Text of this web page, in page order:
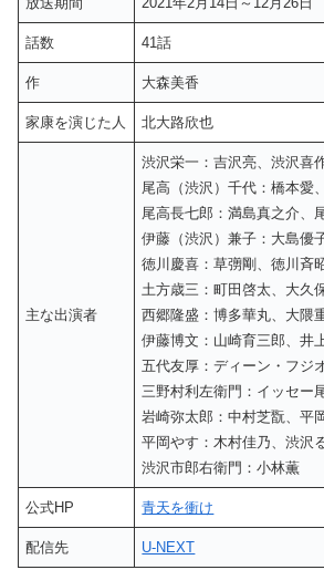
話数 41話
作 大森美香
家康を演じた人 北大路欣也
主な出演者
渋沢栄一：吉沢亮、渋沢喜
尾高（渋沢）千代：橋本愛
尾高長七郎：満島真之介、
伊藤（渋沢）兼子：大島優
徳川慶喜：草彅剛、徳川斉
土方歳三：町田啓太、大久
西郷隆盛：博多華丸、大隈
伊藤博文：山崎育三郎、井
五代友厚：ディーン・フジ
三野村利左衛門：イッセー
岩崎弥太郎：中村芝翫、平
平岡やす：木村佳乃、渋沢
渋沢市郎右衛門：小林薫
公式HP 青天を衝け
配信先 U-NEXT